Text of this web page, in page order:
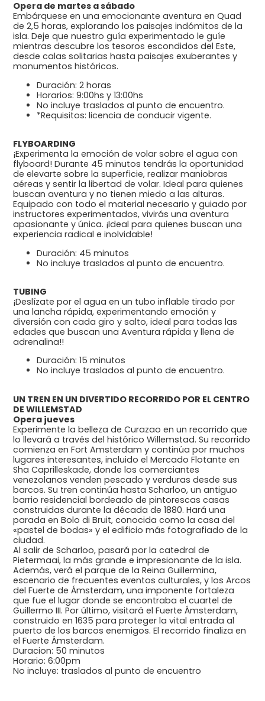
Opera de martes a sábado
Embárquese en una emocionante aventura en Quad
de 2,5 horas, explorando los paisajes indómitos de la
isla. Deje que nuestro guía experimentado le guíe
mientras descubre los tesoros escondidos del Este,
desde calas solitarias hasta paisajes exuberantes y
monumentos históricos.
Duración: 2 horas
Horarios: 9:00hs y 13:00hs
No incluye traslados al punto de encuentro.
*Requisitos: licencia de conducir vigente.
FLYBOARDING
¡Experimenta la emoción de volar sobre el agua con
flyboard! Durante 45 minutos tendrás la oportunidad
de elevarte sobre la superficie, realizar maniobras
aéreas y sentir la libertad de volar. Ideal para quienes
buscan aventura y no tienen miedo a las alturas.
Equipado con todo el material necesario y guiado por
instructores experimentados, vivirás una aventura
apasionante y única. ¡Ideal para quienes buscan una
experiencia radical e inolvidable!
Duración: 45 minutos
No incluye traslados al punto de encuentro.
TUBING
¡Deslízate por el agua en un tubo inflable tirado por
una lancha rápida, experimentando emoción y
diversión con cada giro y salto, ideal para todas las
edades que buscan una Aventura rápida y llena de
adrenalina!!
Duración: 15 minutos
No incluye traslados al punto de encuentro.
UN TREN EN UN DIVERTIDO RECORRIDO POR EL CENTRO
DE WILLEMSTAD
Opera jueves
Experimente la belleza de Curazao en un recorrido que
lo llevará a través del histórico Willemstad. Su recorrido
comienza en Fort Amsterdam y continúa por muchos
lugares interesantes, incluido el Mercado Flotante en
Sha Caprilleskade, donde los comerciantes
venezolanos venden pescado y verduras desde sus
barcos. Su tren continúa hasta Scharloo, un antiguo
barrio residencial bordeado de pintorescas casas
construidas durante la década de 1880. Hará una
parada en Bolo di Bruit, conocida como la casa del
«pastel de bodas» y el edificio más fotografiado de la
ciudad.
Al salir de Scharloo, pasará por la catedral de
Pietermaai, la más grande e impresionante de la isla.
Además, verá el parque de la Reina Guillermina,
escenario de frecuentes eventos culturales, y los Arcos
del Fuerte de Ámsterdam, una imponente fortaleza
que fue el lugar donde se encontraba el cuartel de
Guillermo III. Por último, visitará el Fuerte Ámsterdam,
construido en 1635 para proteger la vital entrada al
puerto de los barcos enemigos. El recorrido finaliza en
el Fuerte Ámsterdam.
Duracion: 50 minutos
Horario: 6:00pm
No incluye: traslados al punto de encuentro